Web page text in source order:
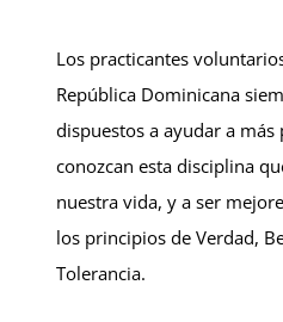
Los practicantes
República Dominicana
dispuestos a ayudar a más
conozcan esta disciplina
nuestra vida, y a ser
los principios de Verdad,
Tolerancia.